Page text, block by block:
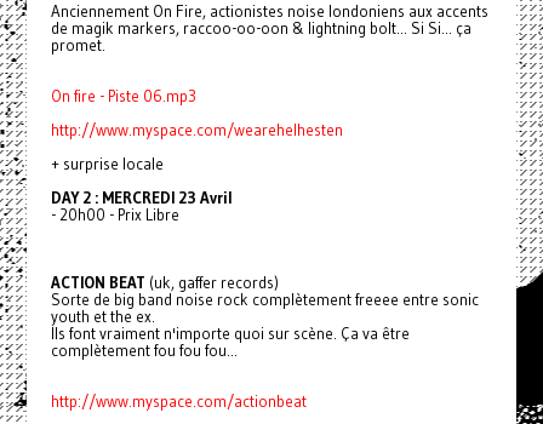
Anciennement On Fire, actionistes noise londoniens aux accents
de magik markers, raccoo-oo-oon & lightning bolt... Si Si... ça
promet.
On fire - Piste 06.mp3
http://www.myspace.com/wearehelhesten
+ surprise locale
DAY 2 : MERCREDI 23 Avril
- 20h00 - Prix Libre
ACTION BEAT (uk, gaffer records)
Sorte de big band noise rock complètement freeee entre sonic
youth et the ex.
Ils font vraiment n'importe quoi sur scène. Ça va être
complètement fou fou fou...
http://www.myspace.com/actionbeat